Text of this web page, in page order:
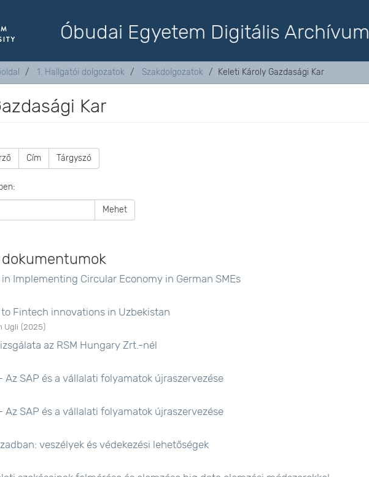
Óbudai Egyetem Digitális Archívum
1. Hallgatói dolgozatok Szakdolgozatok Keleti Károly Gazdasági Kar
Kar
Cím Tárgyszó
Mehet
Implementing Circular Economy in German SMEs
Fintech innovations in Uzbekistan
Ugli (2025)
az RSM Hungary Zrt.-nél
SAP és a vállalati folyamatok újraszervezése
SAP és a vállalati folyamatok újraszervezése
veszélyek és védekezési lehetőségek